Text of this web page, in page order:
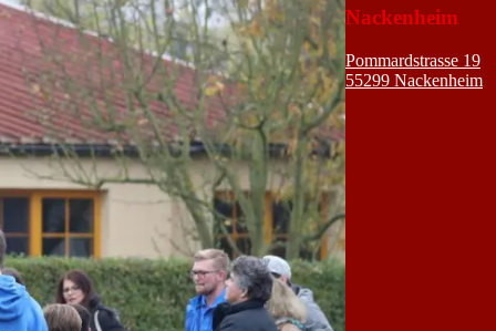
Nackenheim
Pommardstrasse 19
55299 Nackenheim